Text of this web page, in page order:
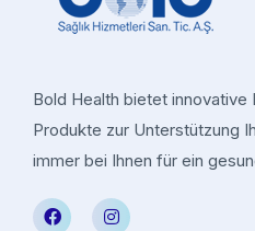
Bold Health bietet innovative
Produkte zur Unterstützung
immer bei Ihnen für ein